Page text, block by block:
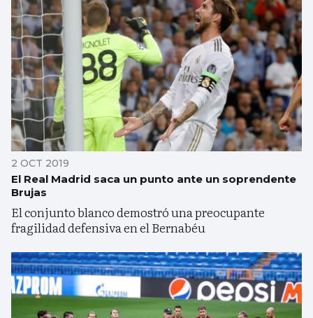
2 OCT 2019
El Real Madrid saca un punto ante un soprendente
Brujas
El conjunto blanco demostró una preocupante
fragilidad defensiva en el Bernabéu